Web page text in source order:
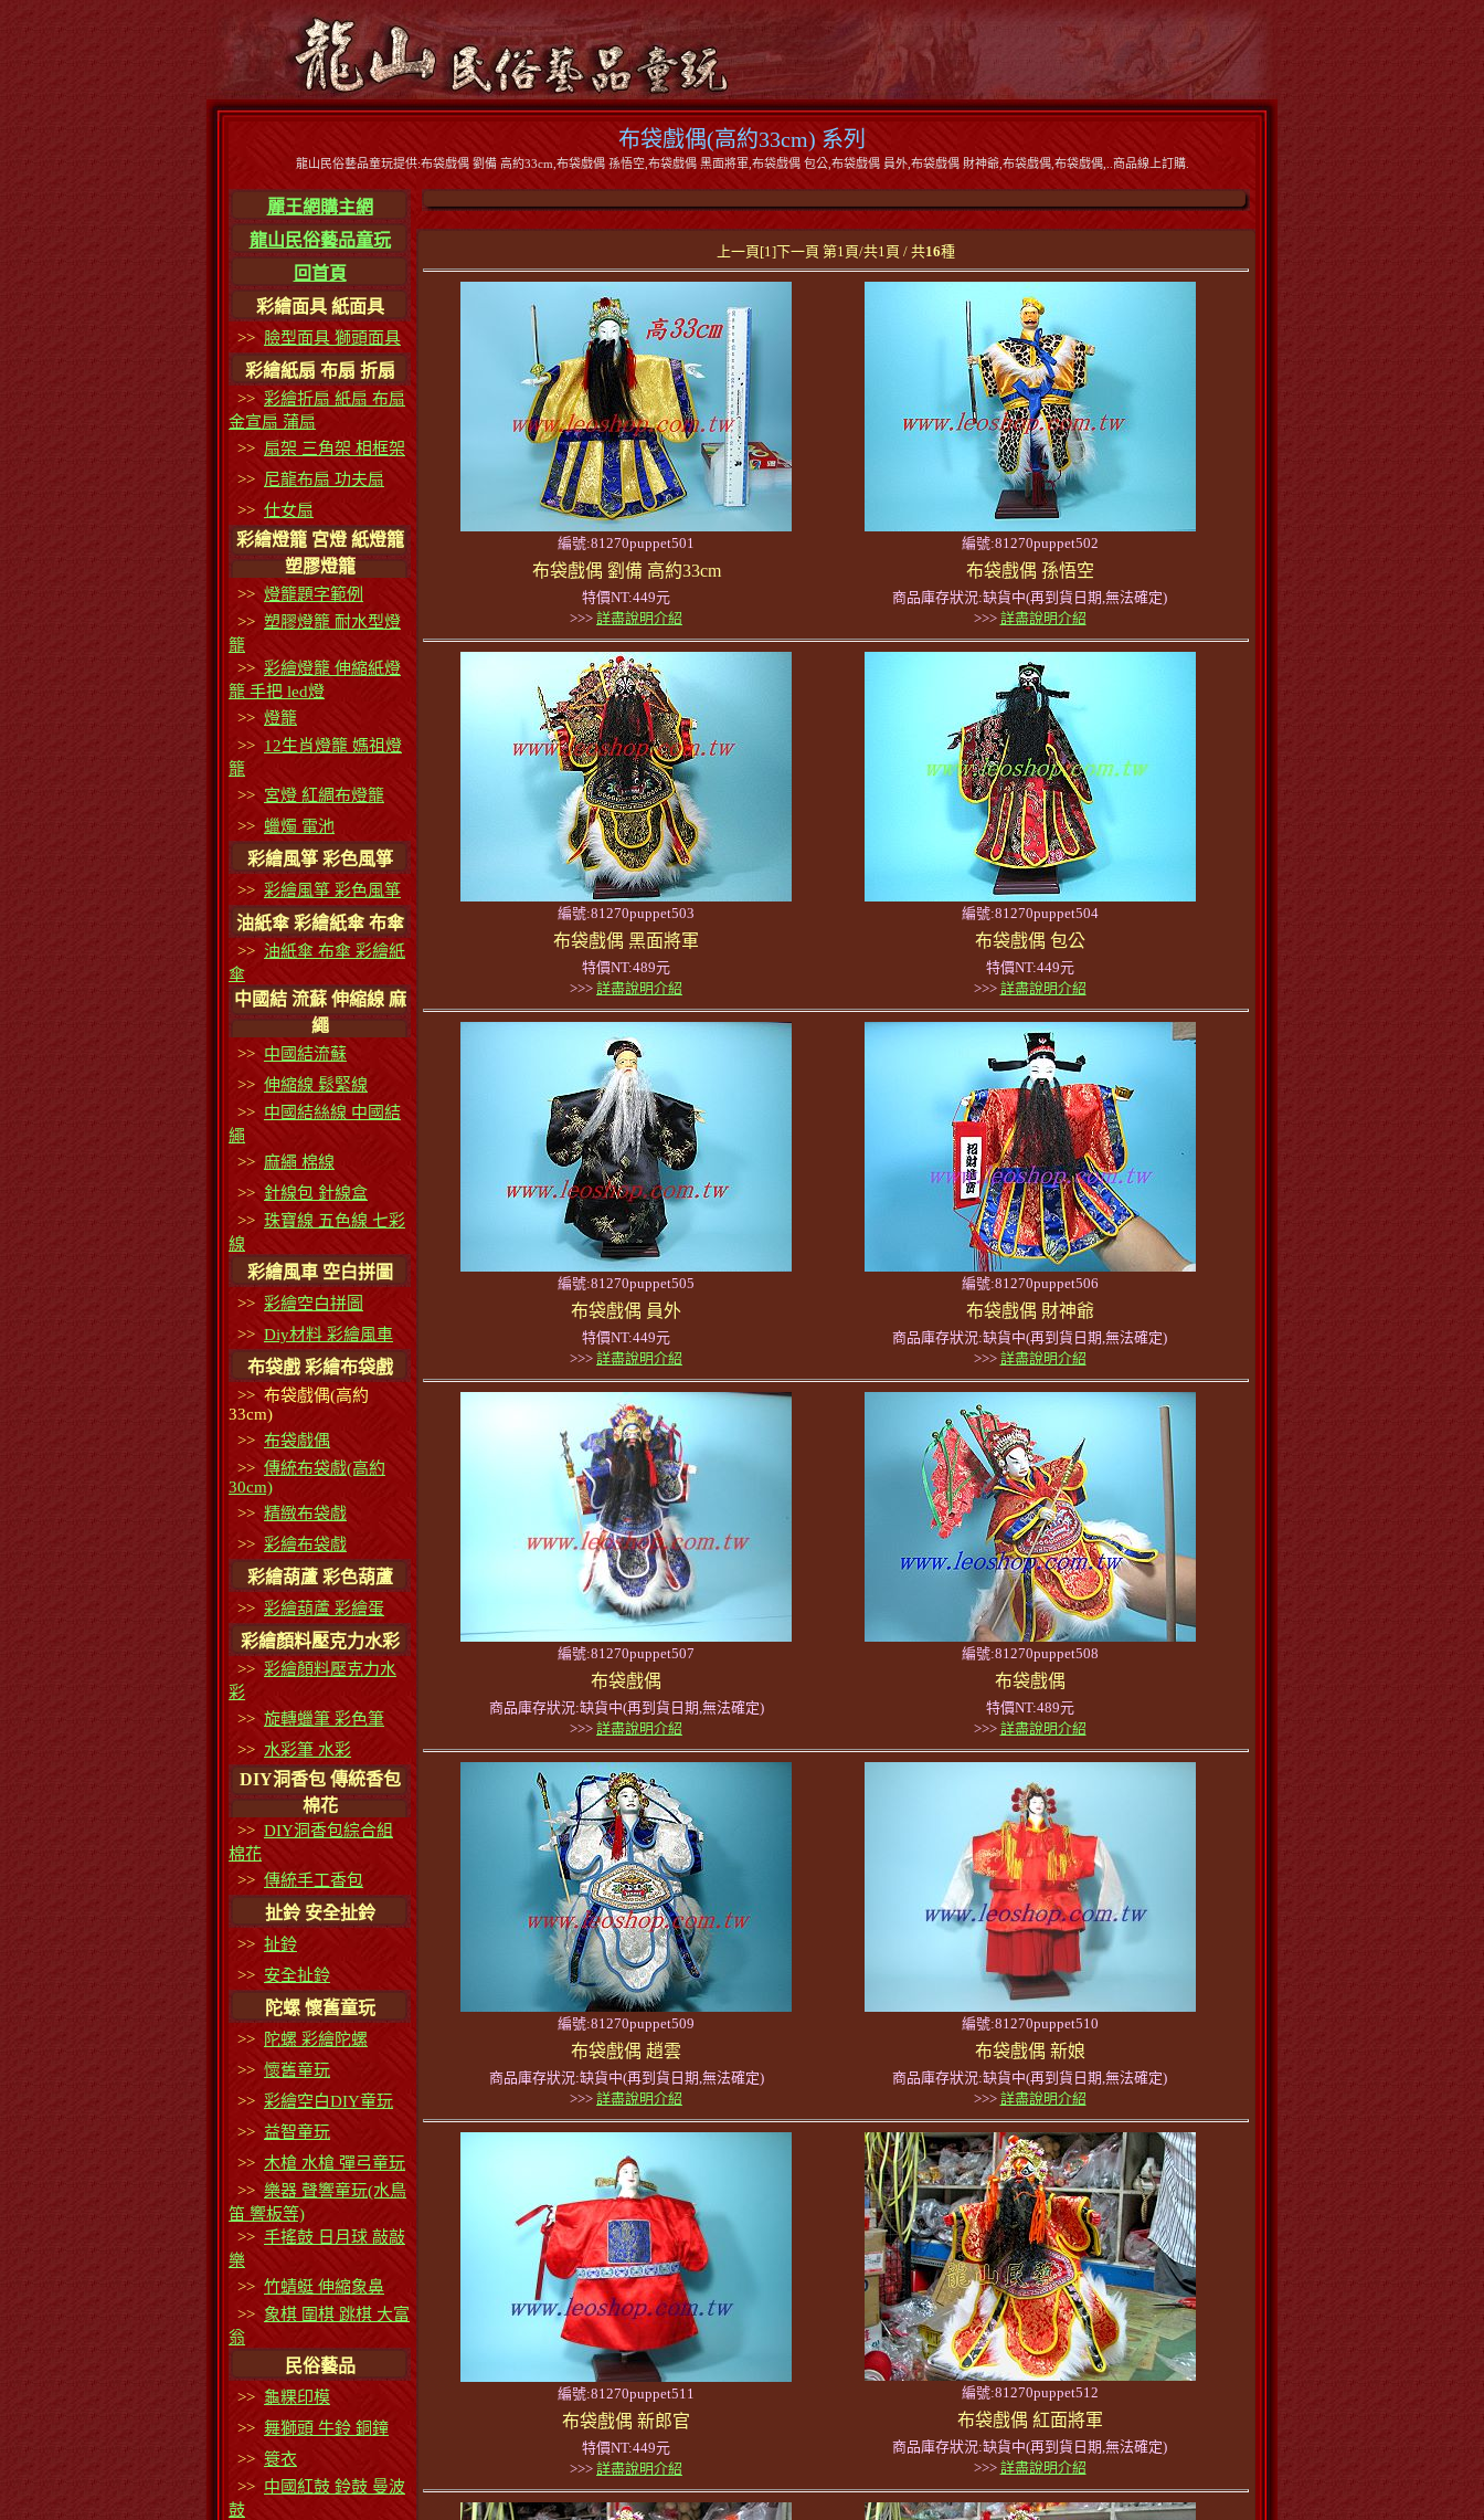
布袋戲偶(高約33cm) 系列
龍山民俗藝品童玩提供:布袋戲偶 劉備 高約33cm,布袋戲偶 孫悟空,布袋戲偶 黑面將軍,布袋戲偶 包公,布袋戲偶 員外,布袋戲偶 財神爺,布袋戲偶,布袋戲偶,..商品線上訂購.
麗王網購主網
龍山民俗藝品童玩
回首頁
彩繪面具 紙面具
>> 臉型面具 獅頭面具
彩繪紙扇 布扇 折扇
>> 彩繪折扇 紙扇 布扇
金宣扇 蒲扇
>> 扇架 三角架 相框架
>> 尼龍布扇 功夫扇
>> 仕女扇
彩繪燈籠 宮燈 紙燈籠
塑膠燈籠
>> 燈籠題字範例
>> 塑膠燈籠 耐水型燈
籠
>> 彩繪燈籠 伸縮紙燈
籠 手把 led燈
>> 燈籠
>> 12生肖燈籠 媽祖燈
籠
>> 宮燈 紅綢布燈籠
>> 蠟燭 電池
彩繪風箏 彩色風箏
>> 彩繪風箏 彩色風箏
油紙傘 彩繪紙傘 布傘
>> 油紙傘 布傘 彩繪紙
傘
中國結 流蘇 伸縮線 麻
繩
>> 中國結流蘇
>> 伸縮線 鬆緊線
>> 中國結絲線 中國結
繩
>> 麻繩 棉線
>> 針線包 針線盒
>> 珠寶線 五色線 七彩
線
彩繪風車 空白拼圖
>> 彩繪空白拼圖
>> Diy材料 彩繪風車
布袋戲 彩繪布袋戲
>> 布袋戲偶(高約
33cm)
>> 布袋戲偶
>> 傳統布袋戲(高約
30cm)
>> 精緻布袋戲
>> 彩繪布袋戲
彩繪葫蘆 彩色葫蘆
>> 彩繪葫蘆 彩繪蛋
彩繪顏料壓克力水彩
>> 彩繪顏料壓克力水
彩
>> 旋轉蠟筆 彩色筆
>> 水彩筆 水彩
DIY洞香包 傳統香包
棉花
>> DIY洞香包綜合組
棉花
>> 傳統手工香包
扯鈴 安全扯鈴
>> 扯鈴
>> 安全扯鈴
陀螺 懷舊童玩
>>
陀螺 彩繪陀螺
>> 懷舊童玩
>> 彩繪空白DIY童玩
>> 益智童玩
>> 木槍 水槍 彈弓童玩
>> 樂器 聲響童玩(水鳥
笛 響板等)
>> 手搖鼓 日月球 敲敲
樂
>> 竹蜻蜓 伸縮象鼻
>> 象棋 圍棋 跳棋 大富
翁
民俗藝品
>> 龜粿印模
>> 舞獅頭 牛鈴 銅鐘
>> 簑衣
>> 中國紅鼓 鈴鼓 曼波
鼓
上一頁[1]下一頁 第1頁/共1頁 / 共16種
編號:81270puppet501
布袋戲偶 劉備 高約33cm
特價NT:449元
>>> 詳盡說明介紹
編號:81270puppet502
布袋戲偶 孫悟空
商品庫存狀況:缺貨中(再到貨日期,無法確定)
>>> 詳盡說明介紹
編號:81270puppet503
布袋戲偶 黑面將軍
特價NT:489元
>>> 詳盡說明介紹
編號:81270puppet504
布袋戲偶 包公
特價NT:449元
>>> 詳盡說明介紹
編號:81270puppet505
布袋戲偶 員外
特價NT:449元
>>> 詳盡說明介紹
編號:81270puppet506
布袋戲偶 財神爺
商品庫存狀況:缺貨中(再到貨日期,無法確定)
>>> 詳盡說明介紹
編號:81270puppet507
布袋戲偶
商品庫存狀況:缺貨中(再到貨日期,無法確定)
>>> 詳盡說明介紹
編號:81270puppet508
布袋戲偶
特價NT:489元
>>> 詳盡說明介紹
編號:81270puppet509
布袋戲偶 趙雲
商品庫存狀況:缺貨中(再到貨日期,無法確定)
>>> 詳盡說明介紹
編號:81270puppet510
布袋戲偶 新娘
商品庫存狀況:缺貨中(再到貨日期,無法確定)
>>> 詳盡說明介紹
編號:81270puppet511
布袋戲偶 新郎官
特價NT:449元
>>> 詳盡說明介紹
編號:81270puppet512
布袋戲偶 紅面將軍
商品庫存狀況:缺貨中(再到貨日期,無法確定)
>>> 詳盡說明介紹